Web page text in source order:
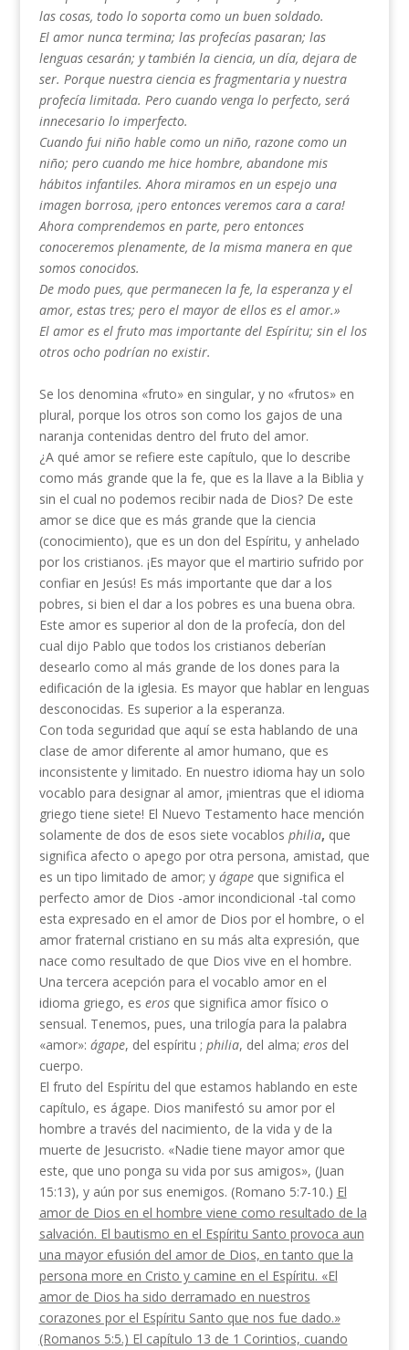
las cosas, todo lo soporta como un buen soldado.
El amor nunca termina; las profecías pasaran; las
lenguas cesarán; y también la ciencia, un día, dejara de
ser. Porque nuestra ciencia es fragmentaria y nuestra
profecía limitada. Pero cuando venga lo perfecto, será
innecesario lo imperfecto.
Cuando fui niño hable como un niño, razone como un
niño; pero cuando me hice hombre, abandone mis
hábitos infantiles. Ahora miramos en un espejo una
imagen borrosa, ¡pero entonces veremos cara a cara!
Ahora comprendemos en parte, pero entonces
conoceremos plenamente, de la misma manera en que
somos conocidos.
De modo pues, que permanecen la fe, la esperanza y el
amor, estas tres; pero el mayor de ellos es el amor.»
El amor es el fruto mas importante del Espíritu; sin el los
otros ocho podrían no existir.
Se los deno­mina «fruto» en singular, y no «frutos» en
plural, porque los otros son como los gajos de una
naranja contenidas dentro del fruto del amor.
¿A qué amor se refiere este capítulo, que lo des­cribe
como más grande que la fe, que es la llave a la Biblia y
sin el cual no podemos recibir nada de Dios? De este
amor se dice que es más grande que la ciencia
(conocimiento), que es un don del Espíritu, y anhelado
por los cristianos. ¡Es mayor que el martirio sufrido por
confiar en Jesús! Es más importante que dar a los
pobres, si bien el dar a los pobres es una buena obra.
Este amor es superior al don de la profecía, don del
cual dijo Pablo que todos los cristianos deberían
desearlo como al más grande de los dones para la
edificación de la iglesia. Es mayor que hablar en lenguas
desconocidas. Es superior a la esperanza.
Con toda seguridad que aquí se esta hablando de una
clase de amor diferente al amor humano, que es
inconsistente y limitado. En nuestro idioma hay un solo
vocablo para designar al amor, ¡mientras que el idioma
griego tiene siete! El Nuevo Testamento hace mención
solamente de dos de esos siete vocablos philia, que
significa afecto o apego por otra persona, amistad, que
es un tipo limitado de amor; y ágapeque significa el
perfecto amor de Dios -amor incondicional -tal como
esta expresado en el amor de Dios por el hombre, o el
amor fraternal cristiano en su más alta expresión, que
nace como resultado de que Dios vive en el hombre.
Una tercera acepción para el vocablo amor en el
idioma griego, es erosque significa amor físico o
sensual. Tenemos, pues, una trilogía para la palabra
«amor»: ágape, del espíritu ; philia, del alma; erosdel
cuerpo.
El fruto del Espíritu del que estamos hablando en este
capítulo, es ágape. Dios manifestó su amor por el
hombre a través del nacimiento, de la vida y de la
muerte de Jesucristo. «Nadie tiene mayor amor que
este, que uno ponga su vida por sus amigos», (Juan
15:13), y aún por sus enemigos. (Romano 5:7-10.) El
amor de Dios en el hombre viene como resultado de la
salvación. El bautismo en el Espíritu Santo provoca aun
una mayor efusión del amor de Dios, en tanto que la
persona more en Cristo y camine en el Espíritu. «El
amor de Dios ha sido derramado en nuestros
corazones por el Espíritu Santo que nos fue dado.»
(Romanos 5:5.) El capítulo 13 de 1 Co­rintios, cuando